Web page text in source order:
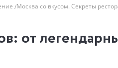
Москва со вкусом. Секреты
от